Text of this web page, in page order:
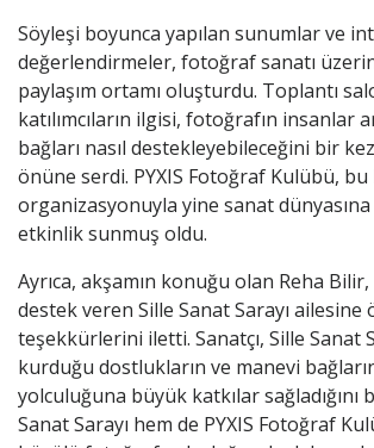
Söyleşi boyunca yapılan sunumlar ve
değerlendirmeler, fotoğraf sanatı
paylaşım ortamı oluşturdu. Toplantı
katılımcıların ilgisi, fotoğrafın insanlar
bağları nasıl destekleyebileceğini bir
önüne serdi. PYXIS Fotoğraf Kulübü, bu
organizasyonuyla yine sanat
etkinlik sunmuş oldu.
Ayrıca, akşamın konuğu olan Reha
destek veren Sille Sanat Sarayı ailesine
teşekkürlerini iletti. Sanatçı, Sille Sanat
kurduğu dostlukların ve manevi
yolculuğuna büyük katkılar sağladığını
Sanat Sarayı hem de PYXIS Fotoğraf